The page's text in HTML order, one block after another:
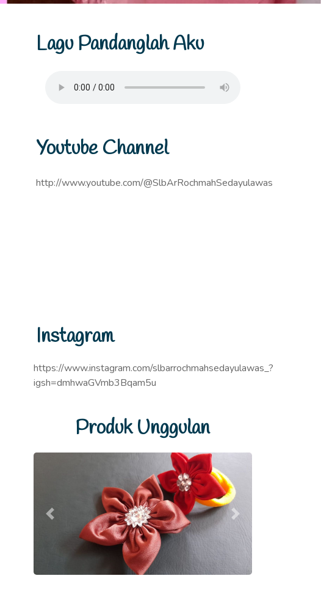
Lagu Pandanglah Aku
Youtube Channel
http://www.youtube.com/@SlbArRochmahSedayulawas
Instagram
https://www.instagram.com/slbarrochmahsedayulawas_?
igsh=dmhwaGVmb3Bqam5u
Produk Unggulan
Previous Next